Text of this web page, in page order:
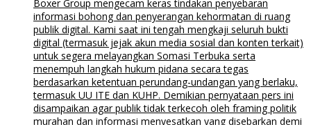
Boxer Group mengecam keras tindakan penyebaran
informasi bohong dan penyerangan kehormatan di ruang
publik digital. Kami saat ini tengah mengkaji seluruh bukti
digital (termasuk jejak akun media sosial dan konten terkait)
untuk segera melayangkan Somasi Terbuka serta
menempuh langkah hukum pidana secara tegas
berdasarkan ketentuan perundang-undangan yang berlaku,
termasuk UU ITE dan KUHP. Demikian pernyataan pers ini
disampaikan agar publik tidak terkecoh oleh framing politik
murahan dan informasi menyesatkan yang disebarkan demi